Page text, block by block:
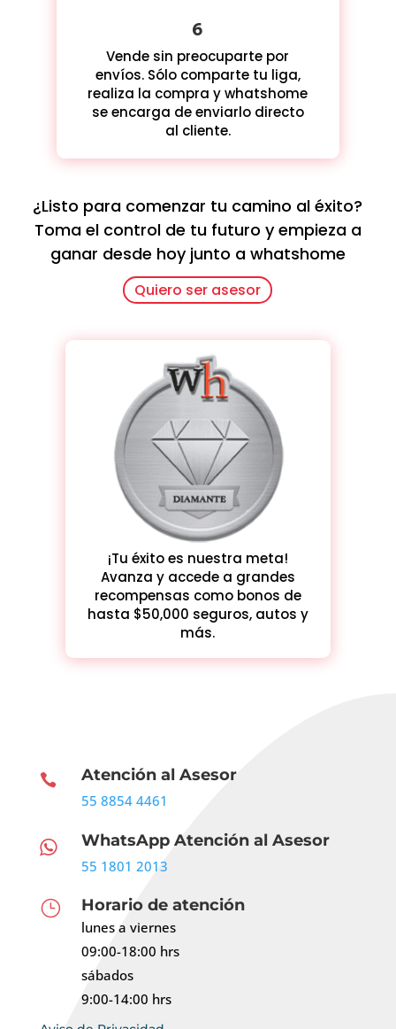
6
Vende sin preocuparte por
envíos. Sólo comparte tu liga,
realiza la compra y whatshome
se encarga de enviarlo directo
al cliente.
¿Listo para comenzar tu camino al éxito?
Toma el control de tu futuro y empieza a
ganar desde hoy junto a whatshome
Quiero ser asesor
¡Tu éxito es nuestra meta!
Avanza y accede a grandes
recompensas como bonos de
hasta $50,000 seguros, autos y
más.
 Atención al Asesor
55 8854 4461
 WhatsApp Atención al Asesor
55 1801 2013
} Horario de atención
lunes a viernes
09:00-18:00 hrs
sábados
9:00-14:00 hrs